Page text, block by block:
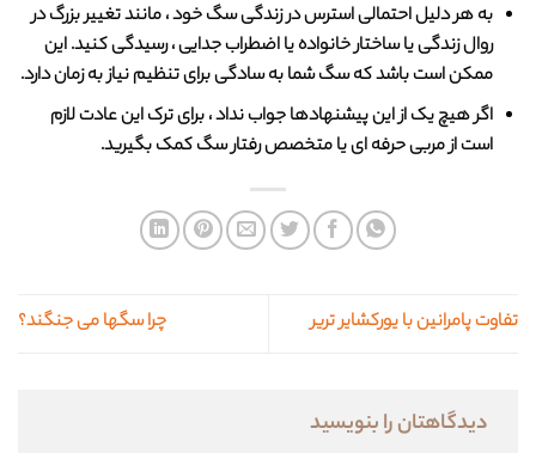
به هر دلیل احتمالی استرس در زندگی سگ خود ، مانند تغییر بزرگ در
روال زندگی یا ساختار خانواده یا اضطراب جدایی ، رسیدگی کنید. این
ممکن است باشد که سگ شما به سادگی برای تنظیم نیاز به زمان دارد.
اگر هیچ یک از این پیشنهادها جواب نداد ، برای ترک این عادت لازم
است از مربی حرفه ای یا متخصص رفتار سگ کمک بگیرید.
تفاوت پامرانین با یورکشایر تریر چرا سگها می جنگند؟
دیدگاهتان را بنویسید